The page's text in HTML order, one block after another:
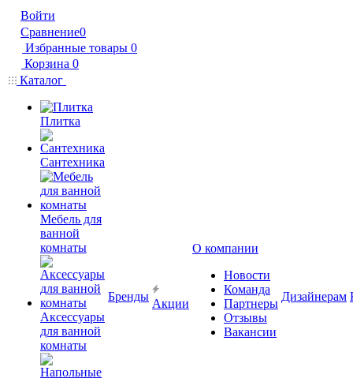
Войти
Сравнение0
Избранные товары 0
Корзина 0
Каталог
Плитка
Сантехника
Мебель для
ванной
комнаты
Аксессуары
для ванной
комнаты
Бренды
Акции
О компании
Новости
Команда
Партнеры
Отзывы
Вакансии
Дизайнерам